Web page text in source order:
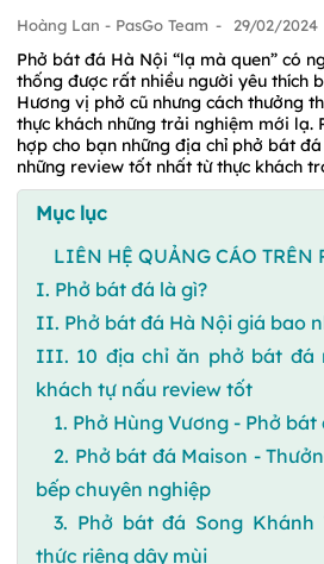
Hoàng Lan - PasGo Team - 29/02/2024
Phở bát đá Hà Nội “lạ mà quen” có
thống được rất nhiều người yêu thích
Hương vị phở cũ nhưng cách thưởng
thực khách những trải nghiệm mới lạ.
hợp cho bạn những địa chỉ phở bát
những review tốt nhất từ thực khách
Mục lục
LIÊN HỆ QUẢNG CÁO TRÊN
I. Phở bát đá là gì?
II. Phở bát đá Hà Nội giá bao
III. 10 địa chỉ ăn phở bát đá
khách tự nấu review tốt
1. Phở Hùng Vương - Phở
2. Phở bát đá Maison -
bếp chuyên nghiệp
3. Phở bát đá Song Khánh
thức riêng dậy mùi